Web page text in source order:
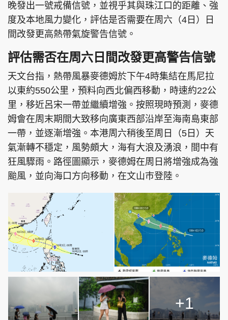
PCM 電腦廣場 星島頭條 星島日報
頭條日報 星島環球 The Standard
親子王 Oh!爸媽 JobMarket
頭條搵工 EDUPLUS
關於我們
聯絡我們
隱私政策聲明
使用條款
版權及免責聲明
Copyright © 東周網 版權所有 . 不得轉載
©Eastweek.com.hk. All rights reserved.
晚發出一號戒備信號，並視乎其與珠江口的距離、強
度及本地風力變化，評估是否需要在周六（4日）日
間改發更高熱帶氣旋警告信號。
評估需否在周六日間改發更高警告信號
天文台指，熱帶風暴麥德姆於下午4時集結在馬尼拉
以東約550公里，預料向西北偏西移動，時速約22公
里，移近呂宋一帶並繼續增強。按照現時預測，麥德
姆會在周末期間大致移向廣東西部沿岸至海南島東部
一帶，並逐漸增強。本港周六稍後至周日（5日）天
氣漸轉不穩定，風勢頗大，海有大浪及湧浪，間中有
狂風驟雨。路徑圖顯示，麥德姆在周日將增強成為強
颱風，並向海口方向移動，在文山巿登陸。
+1